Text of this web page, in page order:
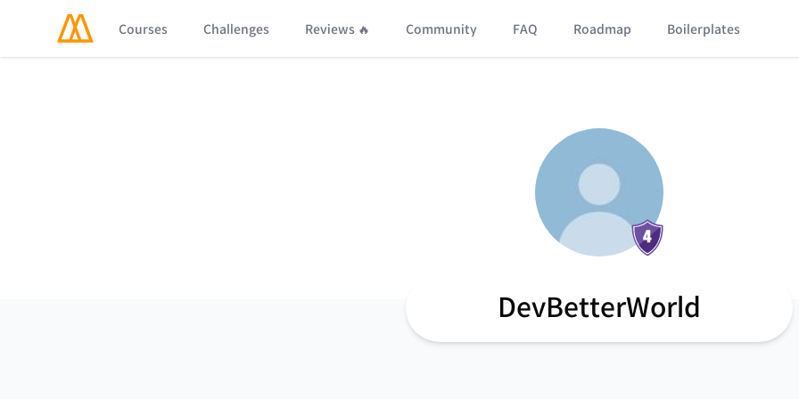
Courses Challenges Reviews 🔥 Community FAQ Roadmap Boilerplates
DevBetterWorld